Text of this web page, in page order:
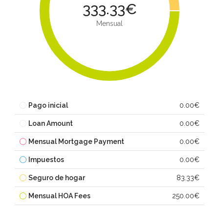
333.33€
Mensual
Pago inicial 0.00€
Loan Amount 0.00€
Mensual Mortgage Payment 0.00€
Impuestos 0.00€
Seguro de hogar 83.33€
Mensual HOA Fees 250.00€